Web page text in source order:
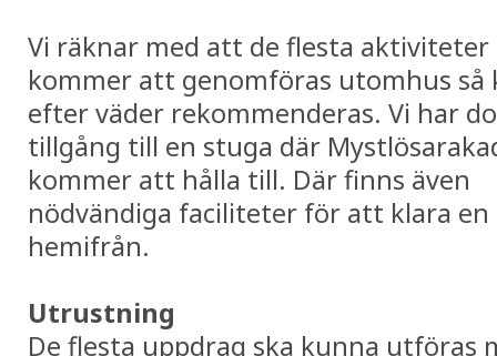
Vi räknar med att de flesta aktiviteter
kommer att genomföras utomhus så
efter väder rekommenderas. Vi har
tillgång till en stuga där
kommer att hålla till. Där finns även
nödvändiga faciliteter för att klara en
hemifrån.
Utrustning
De flesta uppdrag ska kunna utföras